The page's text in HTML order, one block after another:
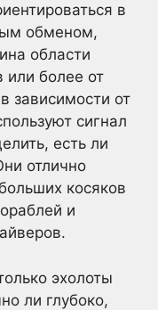
в
обменом,
области
или более от
зависимости от
сигнал
есть ли
отлично
косяков
и
эхолоты
ли глубоко,